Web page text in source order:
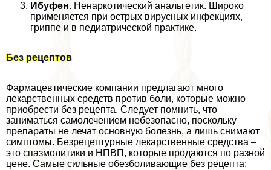
Ибуфен. Ненаркотический aнaльгетик. Широко
применяется при острых вирусных инфекциях,
гриппе и в педиатрической пpaктике.
Без рецептов
Фармацевтические компании предлагают много
лекарственных средств против боли, которые можно
приобрести без рецепта. Следует помнить, что
заниматься самолечением небезопасно, поскольку
препараты не лечат основную болезнь, а лишь снимают
симптомы. Безрецептурные лекарственные средства –
это спазмолитики и НПВП, которые продаются по разной
цене. Самые сильные обезболивающие без рецепта: